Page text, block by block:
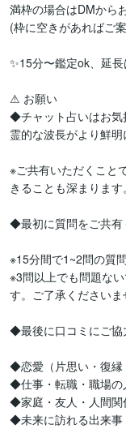
満枠の場合はDMから
(枠に空きがあればご
✨️15分〜鑑定ok、延
⚠︎︎ お願い
◆チャット占いはお気
霊的な波長がより鮮
※ご共有いただくこと
きることも深まります。
◆最初に質問をご共有
※15分間で1~2問の質
※3問以上でも問題な
す。ご了承くださいま
◆最後に口コミにご協
◆恋愛（片思い・復縁
◆仕事・転職・職場の
◆家庭・友人・人間関
◆未来に訪れる出来事